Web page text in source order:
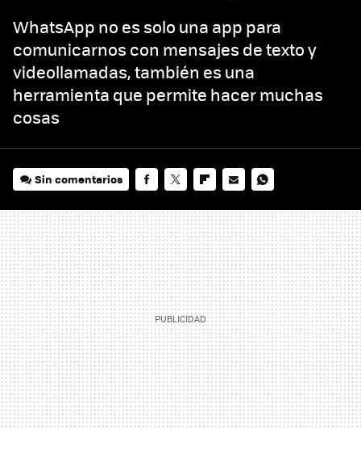
WhatsApp no es solo una app para
comunicarnos con mensajes de texto y
videollamadas, también es una
herramienta que permite hacer muchas
cosas
Sin comentarios
MAIL